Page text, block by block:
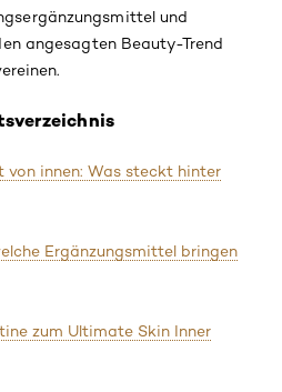
und
angesagten Beauty-Trend
von innen: Was steckt hinter
Ergänzungsmittel bringen
zum Ultimate Skin Inner